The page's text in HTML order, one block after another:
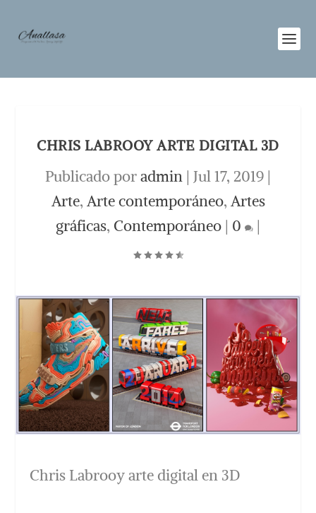
CHRIS LABROOY ARTE DIGITAL 3D
Publicado poradmin | Jul 17, 2019 |
Arte, Arte contemporáneo, Artes
gráficas, Contemporáneo | 0 |
Chris Labrooy arte digital en 3D